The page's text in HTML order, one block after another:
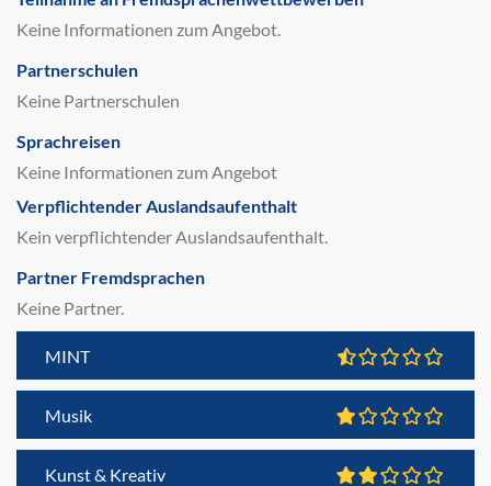
Keine Informationen zum Angebot.
Partnerschulen
Keine Partnerschulen
Sprachreisen
Keine Informationen zum Angebot
Verpflichtender Auslandsaufenthalt
Kein verpflichtender Auslandsaufenthalt.
Partner Fremdsprachen
Keine Partner.
MINT
Musik
Kunst & Kreativ